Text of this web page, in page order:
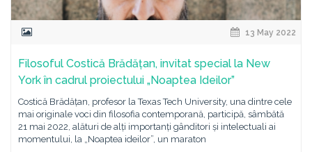
13 May 2022
Filosoful Costică Brădățan, invitat special la New
York în cadrul proiectului „Noaptea Ideilor”
Costică Brădățan, profesor la Texas Tech University, una dintre cele
mai originale voci din filosofia contemporană, participă, sâmbătă
21 mai 2022, alături de alți importanți gânditori și intelectuali ai
momentului, la „Noaptea ideilor”, un maraton